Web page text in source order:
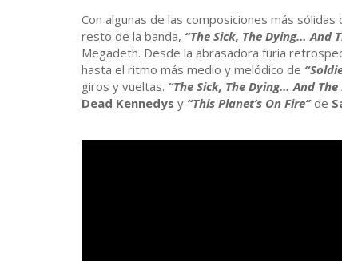
Con algunas de las composiciones más sólidas
resto de la banda, “The Sick, The Dying… And
Megadeth. Desde la abrasadora furia
hasta el ritmo más medio y melódico de
giros y vueltas. “The Sick, The Dying… And The
Dead Kennedys y “This Planet’s On Fire”de